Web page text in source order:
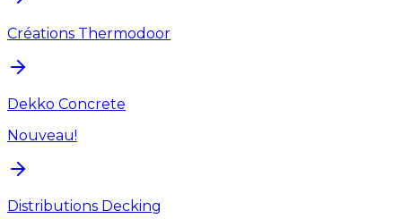
Créations Thermodoor
Dekko Concrete
Nouveau!
Distributions Decking